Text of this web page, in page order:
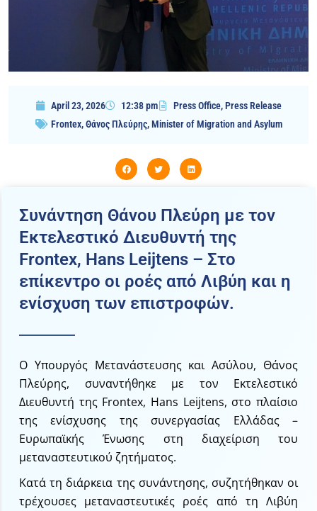
April 23, 2026 12:38 pm Press Office,Press Release
Frontex,Θάνος Πλεύρης,Minister of Migration and Asylum
Συνάντηση Θάνου Πλεύρη με τον
Εκτελεστικό Διευθυντή της
Frontex, Hans Leijtens – Στο
επίκεντρο οι ροές από Λιβύη και η
ενίσχυση των επιστροφών.
Ο Υπουργός Μετανάστευσης και Ασύλου, Θάνος
Πλεύρης, συναντήθηκε με τον Εκτελεστικό
Διευθυντή της Frontex, Hans Leijtens, στο πλαίσιο
της ενίσχυσης της συνεργασίας Ελλάδας –
Ευρωπαϊκής Ένωσης στη διαχείριση του
μεταναστευτικού ζητήματος.
Κατά τη διάρκεια της συνάντησης, συζητήθηκαν οι
τρέχουσες μεταναστευτικές ροές από τη Λιβύη